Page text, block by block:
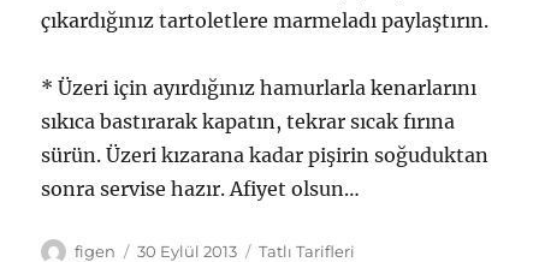
çıkardığınız tartoletlere marmeladı paylaştırın.
* Üzeri için ayırdığınız hamurlarla kenarlarını
sıkıca bastırarak kapatın, tekrar sıcak fırına
sürün. Üzeri kızarana kadar pişirin soğuduktan
sonra servise hazır. Afiyet olsun…
Yazar
figen
Yayın
30 Eylül 2013 Kategoriler
Tatlı Tarifleri